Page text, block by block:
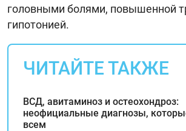
головными болями, повышенной
гипотонией.
ЧИТАЙТЕ ТАКЖЕ
ВСД, авитаминоз и остеохондроз:
неофициальные диагнозы,
всем